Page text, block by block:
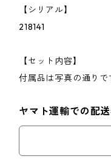
【シリアル】
218141
【セット内容】
付属品は写真の通りで
ヤマト運輸での配